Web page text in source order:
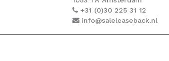
+31 (0)30 225 31 12
info@saleleaseback.nl